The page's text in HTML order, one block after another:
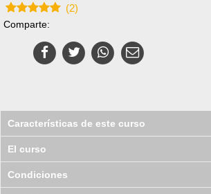
(2)
Comparte:
Características de este curso
El curso
Condiciones